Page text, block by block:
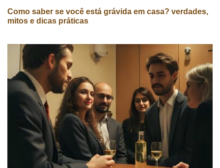
Como saber se você está grávida em casa? verdades,
mitos e dicas práticas